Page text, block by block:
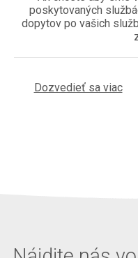
poskytovaných
dopytov po vašich
Dozvedieť sa viac